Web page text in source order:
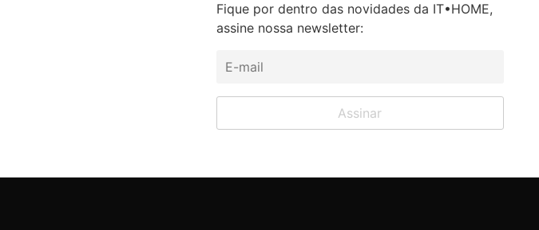
Fique por dentro das novidades da IT•HOME,
assine nossa newsletter: